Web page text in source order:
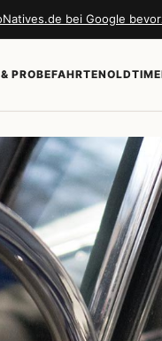
bei Google
PROBEFAHRTEN